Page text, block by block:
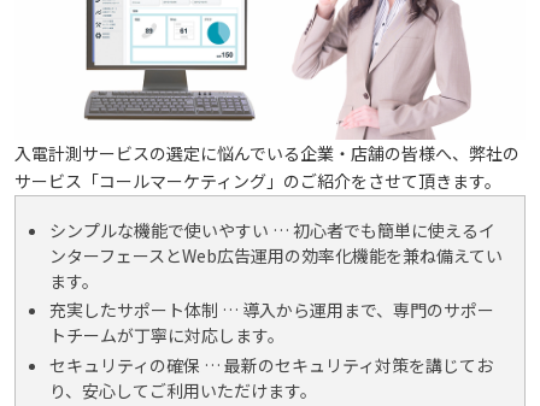
入電計測サービスの選定に悩んでいる企業・店舗の皆様へ、弊社の
サービス「コールマーケティング」のご紹介をさせて頂きます。
シンプルな機能で使いやすい … 初心者でも簡単に使えるイ
ンターフェースとWeb広告運用の効率化機能を兼ね備えてい
ます。
充実したサポート体制 … 導入から運用まで、専門のサポー
トチームが丁寧に対応します。
セキュリティの確保 … 最新のセキュリティ対策を講じてお
り、安心してご利用いただけます。